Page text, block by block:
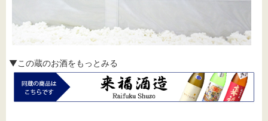
▼この蔵のお酒をもっとみる